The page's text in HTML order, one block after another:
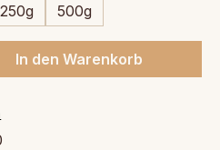
250g 500g
den
In den Warenkorb